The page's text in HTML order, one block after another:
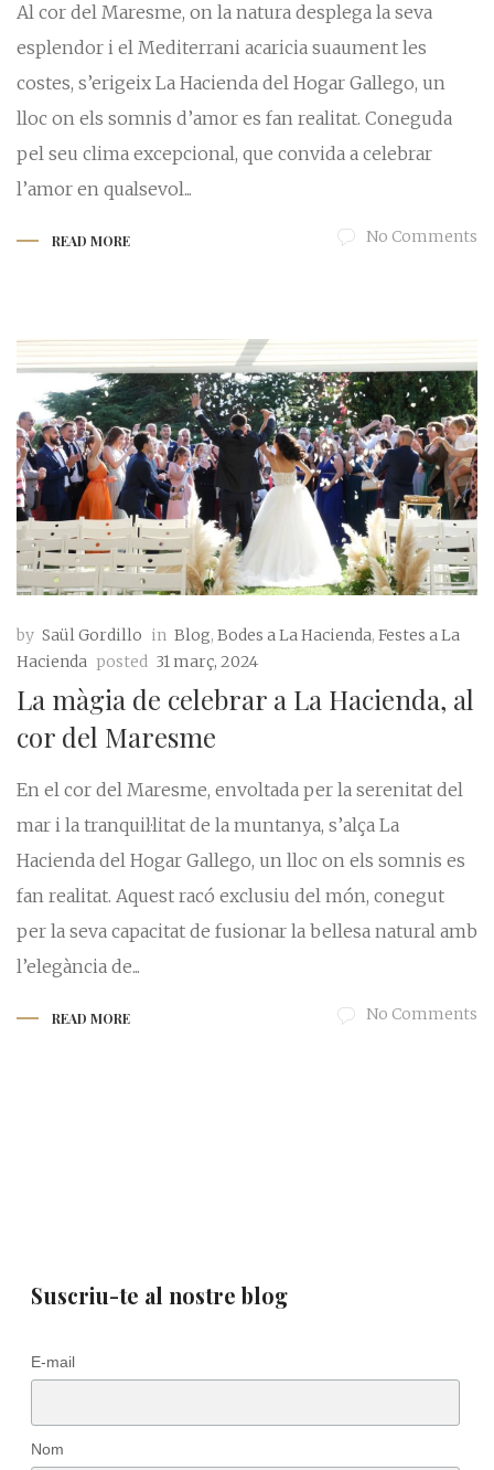
Al cor del Maresme, on la natura desplega la seva
esplendor i el Mediterrani acaricia suaument les
costes, s’erigeix La Hacienda del Hogar Gallego, un
lloc on els somnis d’amor es fan realitat. Coneguda
pel seu clima excepcional, que convida a celebrar
l’amor en qualsevol...
READ MORE No Comments
by Saül Gordillo in Blog, Bodes a La Hacienda, Festes a La
Hacienda posted 31 març, 2024
La màgia de celebrar a La Hacienda, al
cor del Maresme
En el cor del Maresme, envoltada per la serenitat del
mar i la tranquil·litat de la muntanya, s’alça La
Hacienda del Hogar Gallego, un lloc on els somnis es
fan realitat. Aquest racó exclusiu del món, conegut
per la seva capacitat de fusionar la bellesa natural amb
l’elegància de...
READ MORE No Comments
Suscriu-te al nostre blog
E-mail
Nom